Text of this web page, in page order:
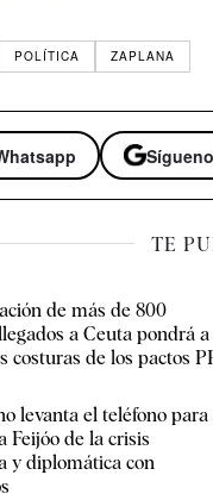
POLÍTICA ZAPLANA
TE
de más de 800
a Ceuta pondrá a
costuras de los pactos
levanta el teléfono para
Feijóo de la crisis
y diplomática con